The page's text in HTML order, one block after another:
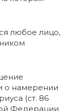
любое лицо,
о намерении
(ст. 86
Федерации